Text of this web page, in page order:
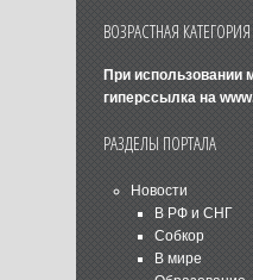
ВОЗРАСТНАЯ
При использовании
гиперссылка на
РАЗДЕЛЫ ПОРТАЛА
Новости
В РФ и СНГ
Собкор
В мире